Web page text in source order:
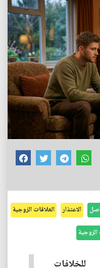
الاعتذار العلاقات الزوجية
للخلافات